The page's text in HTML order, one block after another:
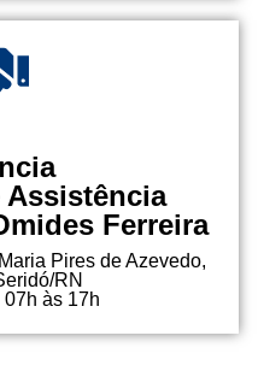
Assistência
Ferreira
Pires de Azevedo,
RN
às 17h